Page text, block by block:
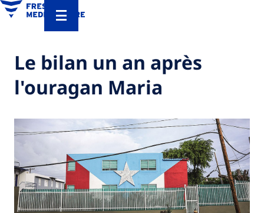
Le bilan un an après
l'ouragan Maria